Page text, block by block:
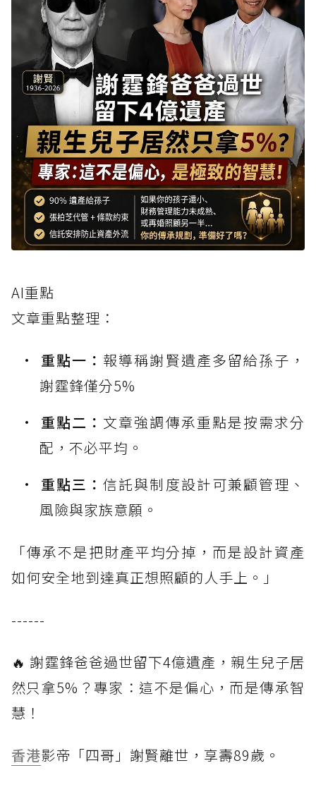
AI重點
文章重點整理：
重點一： 報導稱謝賢遺產多留給孫子，
謝霆鋒僅分5%
重點二： 文章強調傳承重點是按需求分
配，不必平均。
重點三：信託與制度設計可兼顧管理、
風險與家族意願。
「傳承不是把財產平均分掉，而是設計資產
如何安全地到達真正想照顧的人手上。」
------
🔥 謝霆鋒爸爸過世留下4億遺產，親生兒子居
然只拿5%？專家：這不是偏心，而是傳承智
慧！
香港影帝「四哥」謝賢離世，享壽89歲。